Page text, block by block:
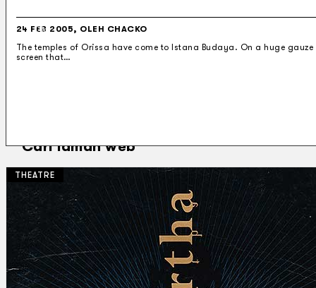
Hubungi Kami
BM
EN
Cari laman web
Gelintar
24 FEB 2005, OLEH CHACKO
The temples of Orissa have come to Istana Budaya. On a huge gauze
screen that…
THEATRE